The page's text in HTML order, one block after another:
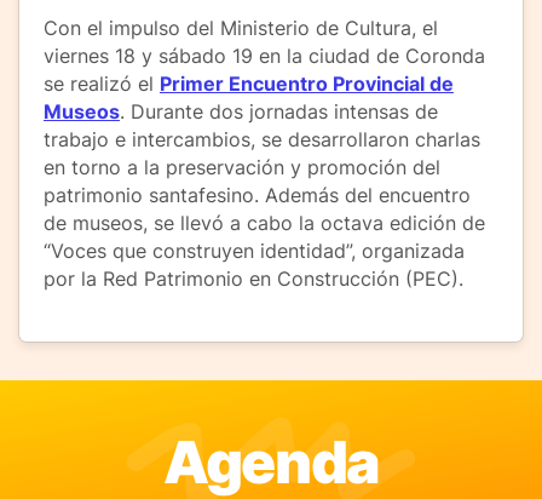
Con el impulso del Ministerio de Cultura, el
viernes 18 y sábado 19 en la ciudad de Coronda
se realizó el Primer Encuentro Provincial de
Museos. Durante dos jornadas intensas de
trabajo e intercambios, se desarrollaron charlas
en torno a la preservación y promoción del
patrimonio santafesino. Además del encuentro
de museos, se llevó a cabo la octava edición de
“Voces que construyen identidad”, organizada
por la Red Patrimonio en Construcción (PEC).
Agenda